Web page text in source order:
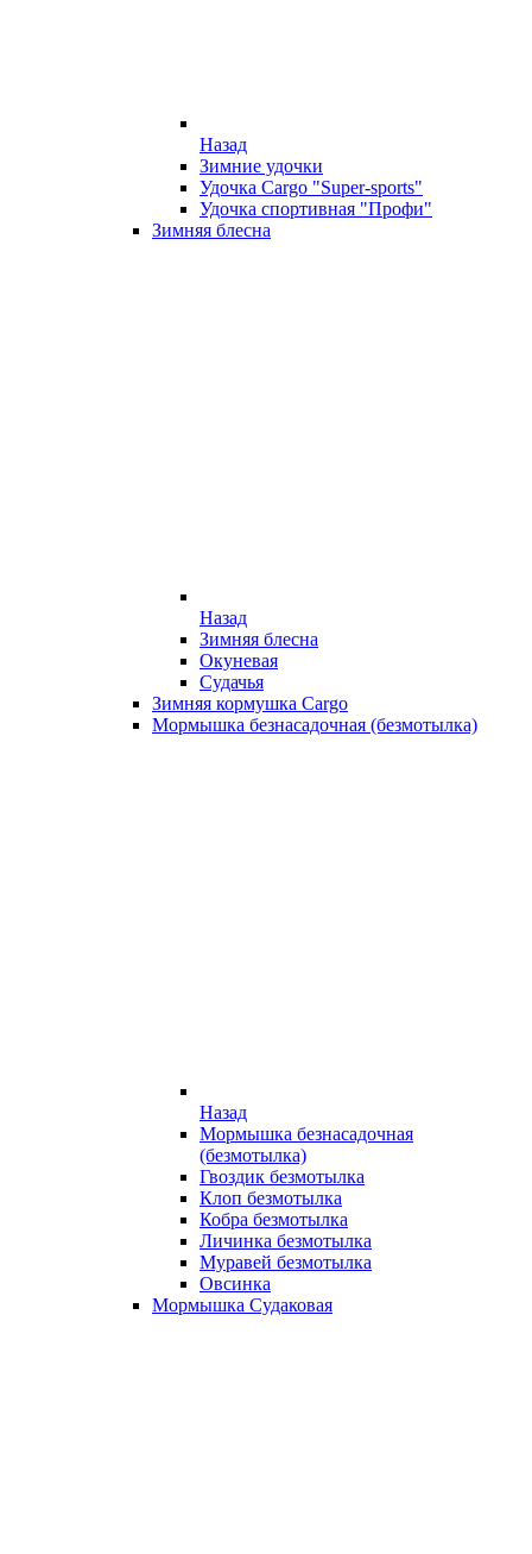
Назад
Зимние удочки
Удочка Cargo "Super-sports"
Удочка спортивная "Профи"
Зимняя блесна
Назад
Зимняя блесна
Окуневая
Судачья
Зимняя кормушка Cargo
Мормышка безнасадочная (безмотылка)
Назад
Мормышка безнасадочная
(безмотылка)
Гвоздик безмотылка
Клоп безмотылка
Кобра безмотылка
Личинка безмотылка
Муравей безмотылка
Овсинка
Мормышка Судаковая